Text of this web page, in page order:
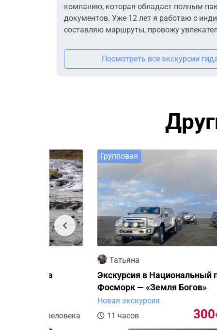
компанию, которая обладает полным
документов. Уже 12 лет я работаю с
составляю маршруты, провожу
Посмотреть все экскурсии
Групповая
Экскурсия в Национальный парк —
Фосморк — «Земля Богов»
Новая экскурсия
11 часов
за